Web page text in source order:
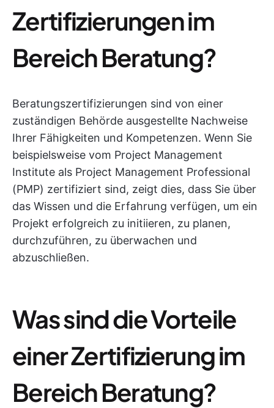
Zertifizierungen im
Bereich Beratung?
Beratungszertifizierungen sind von einer
zuständigen Behörde ausgestellte Nachweise
Ihrer Fähigkeiten und Kompetenzen. Wenn Sie
beispielsweise vom Project Management
Institute als Project Management Professional
(PMP) zertifiziert sind, zeigt dies, dass Sie über
das Wissen und die Erfahrung verfügen, um ein
Projekt erfolgreich zu initiieren, zu planen,
durchzuführen, zu überwachen und
abzuschließen.
Was sind die Vorteile
einer Zertifizierung im
Bereich Beratung?